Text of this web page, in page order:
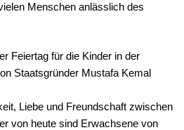
Menschen anlässlich des
Feiertag für die Kinder in der
Staatsgründer Mustafa Kemal
Liebe und Freundschaft zwischen
von heute sind Erwachsene von